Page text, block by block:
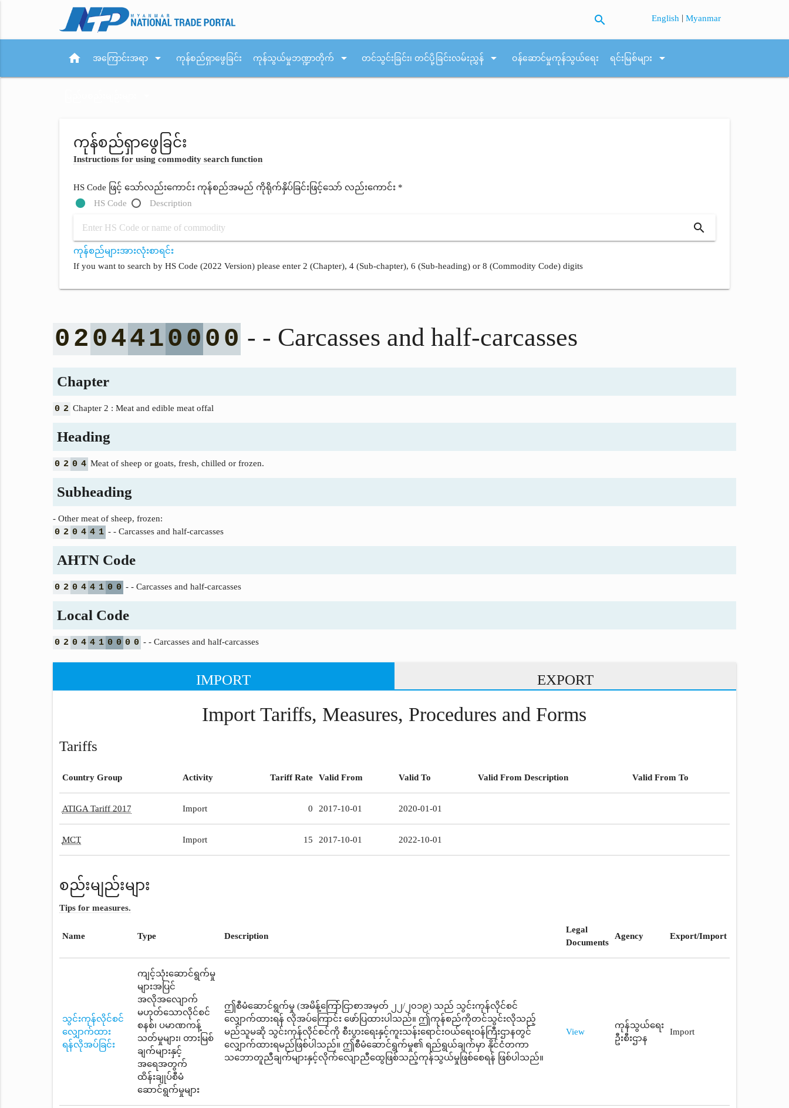
search English |Myanmar
home အကြောင်းအရာ arrow_drop_down ကုန်စည်ရှာဖွေခြင်း ကုန်သွယ်မှုဘဏ္ဍာတိုက် arrow_drop_down တင်သွင်းခြင်း၊ တင်ပို့ခြင်းလမ်းညွှန် arrow_drop_down ဝန်ဆောင်မှုကုန်သွယ်ရေး ရင်းမြစ်များ arrow_drop_down
ကုန်စည်ရှာဖွေခြင်း
Instructions for using commodity search function
HS Code ဖြင့် သော်လည်းကောင်း ကုန်စည်အမည် ကိုရိုက်နှိပ်ခြင်းဖြင့်သော် လည်းကောင်း *
HS Code
Description
search
ကုန်စည်များအားလုံးစာရင်း
If you want to search by HS Code (2022 Version) please enter 2 (Chapter), 4 (Sub-chapter), 6 (Sub-heading) or 8 (Commodity Code) digits
0 2 044 10 0 0 0 - - Carcasses and half-carcasses
Chapter
0 2 Chapter 2 : Meat and edible meat offal
Heading
0 2 0 4 Meat of sheep or goats, fresh, chilled or frozen.
Subheading
- Other meat of sheep, frozen:
0 2 0 4 4 1 - - Carcasses and half-carcasses
AHTN Code
0 2 0 4 4 1 0 0 - - Carcasses and half-carcasses
Local Code
0 2 0 4 4 1 0 0 0 0 - - Carcasses and half-carcasses
IMPORT EXPORT
Import Tariffs, Measures, Procedures and Forms
Tariffs
Country Group Activity Tariff Rate Valid From Valid To Valid From Description Valid From To
ATIGA Tariff 2017 Import 0 2017-10-01 2020-01-01
MCT Import 15 2017-10-01 2022-10-01
စည်းမျည်းများ
Tips for measures.
Name Type Description
Legal
Documents
Agency Export/Import
သွင်းကုန်လိုင်စင်
လျှောက်ထား
ရန်လိုအပ်ခြင်း
ကျင့်သုံးဆောင်ရွက်မှု
များအပြင်
အလိုအလျောက်
မဟုတ်သောလိုင်စင်
စနစ်၊ ပမာဏကန့်
သတ်မှုများ၊ တားမြစ်
ချက်များနှင့်
အရေအတွက်
ထိန်းချုပ်စီမံ
ဆောင်ရွက်မှုများ
ဤစီမံဆောင်ရွက်မှု (အမိန့်ကြော်ငြာစာအမှတ် ၂၂/၂၀၁၉) သည် သွင်းကုန်လိုင်စင်
လျှောက်ထားရန် လိုအပ်ကြောင်း ဖော်ပြထားပါသည်။ ဤကုန်စည်ကိုတင်သွင်းလိုသည့်
မည်သူမဆို သွင်းကုန်လိုင်စင်ကို စီးပွားရေးနှင့်ကူးသန်းရောင်းဝယ်ရေးဝန်ကြီးဌာနတွင်
လျှောက်ထားရမည်ဖြစ်ပါသည်။ ဤစီမံဆောင်ရွက်မှု၏ ရည်ရွယ်ချက်မှာ နိုင်ငံတကာ
သဘောတူညီချက်များနှင့်လိုက်လျောညီထွေဖြစ်သည့်ကုန်သွယ်မှုဖြစ်စေရန် ဖြစ်ပါသည်။
View
ကုန်သွယ်ရေး
ဦးစီးဌာန
Import